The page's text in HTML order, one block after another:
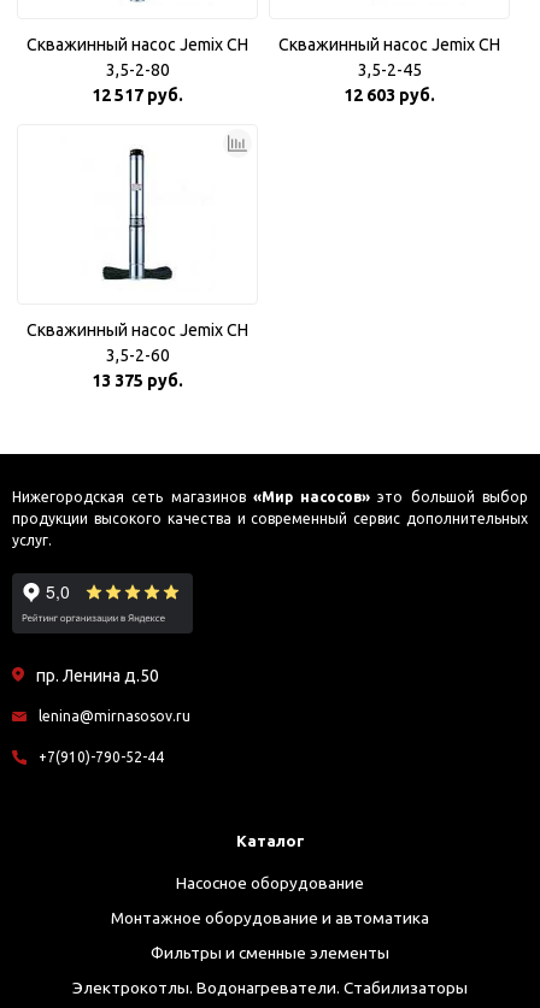
Скважинный насос Jemix CH
3,5-2-80
12 517 руб.
Скважинный насос Jemix CH
3,5-2-45
12 603 руб.
Скважинный насос Jemix CH
3,5-2-60
13 375 руб.
Нижегородская сеть магазинов «Мир насосов» это большой выбор
продукции высокого качества и современный сервис дополнительных
услуг.
пр. Ленина д.50
lenina@mirnasosov.ru
+7(910)-790-52-44
Каталог
Насосное оборудование
Монтажное оборудование и автоматика
Фильтры и сменные элементы
Электрокотлы. Водонагреватели. Стабилизаторы